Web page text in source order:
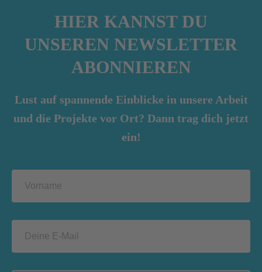
HIER KANNST DU
UNSEREN NEWSLETTER
ABONNIEREN
Lust auf spannende Einblicke in unsere Arbeit
und die Projekte vor Ort? Dann trag dich jetzt
ein!